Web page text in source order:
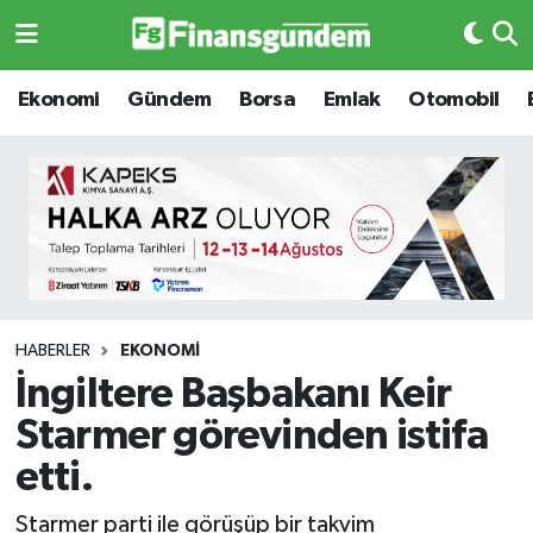
Ekonomi Gündem Borsa Emlak Otomobil
HABERLER EKONOMI
İngiltere Başbakanı Keir
Starmer görevinden istifa
etti.
Starmer parti ile görüşüp bir takvim
Ekonomi
Borsa
Emlak
Otomobil
Gizlilik Sözleşmesi
Hakkımızda
Ekonomi
Borsa
Emlak
Emtia
BITCOIN
Yapay Zeka